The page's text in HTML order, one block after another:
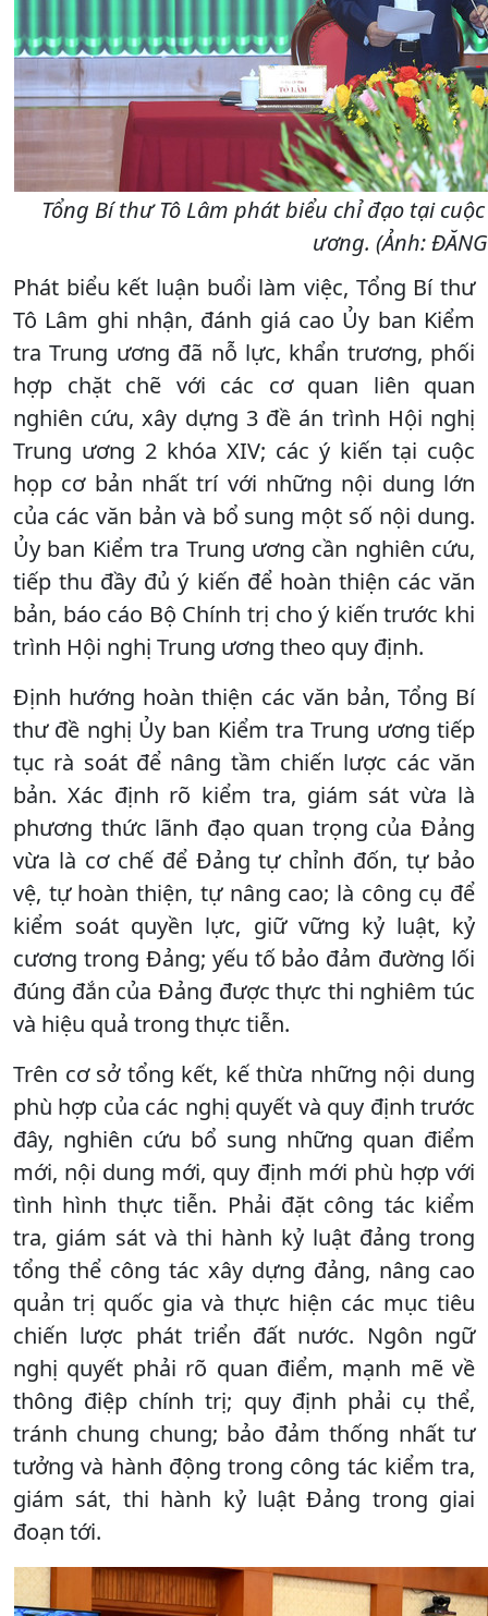
Tổng Bí thư Tô Lâm phát biểu chỉ đạo tại
ương. (Ảnh:
Phát biểu kết luận buổi làm việc, Tổng Bí thư
Tô Lâm ghi nhận, đánh giá cao Ủy ban Kiểm
tra Trung ương đã nỗ lực, khẩn trương, phối
hợp chặt chẽ với các cơ quan liên quan
nghiên cứu, xây dựng 3 đề án trình Hội nghị
Trung ương 2 khóa XIV; các ý kiến tại cuộc
họp cơ bản nhất trí với những nội dung lớn
của các văn bản và bổ sung một số nội dung.
Ủy ban Kiểm tra Trung ương cần nghiên cứu,
tiếp thu đầy đủ ý kiến để hoàn thiện các văn
bản, báo cáo Bộ Chính trị cho ý kiến trước khi
trình Hội nghị Trung ương theo quy định.
Định hướng hoàn thiện các văn bản, Tổng Bí
thư đề nghị Ủy ban Kiểm tra Trung ương tiếp
tục rà soát để nâng tầm chiến lược các văn
bản. Xác định rõ kiểm tra, giám sát vừa là
phương thức lãnh đạo quan trọng của Đảng
vừa là cơ chế để Đảng tự chỉnh đốn, tự bảo
vệ, tự hoàn thiện, tự nâng cao; là công cụ để
kiểm soát quyền lực, giữ vững kỷ luật, kỷ
cương trong Đảng; yếu tố bảo đảm đường lối
đúng đắn của Đảng được thực thi nghiêm túc
và hiệu quả trong thực tiễn.
Trên cơ sở tổng kết, kế thừa những nội dung
phù hợp của các nghị quyết và quy định trước
đây, nghiên cứu bổ sung những quan điểm
mới, nội dung mới, quy định mới phù hợp với
tình hình thực tiễn. Phải đặt công tác kiểm
tra, giám sát và thi hành kỷ luật đảng trong
tổng thể công tác xây dựng đảng, nâng cao
quản trị quốc gia và thực hiện các mục tiêu
chiến lược phát triển đất nước. Ngôn ngữ
nghị quyết phải rõ quan điểm, mạnh mẽ về
thông điệp chính trị; quy định phải cụ thể,
tránh chung chung; bảo đảm thống nhất tư
tưởng và hành động trong công tác kiểm tra,
giám sát, thi hành kỷ luật Đảng trong giai
đoạn tới.